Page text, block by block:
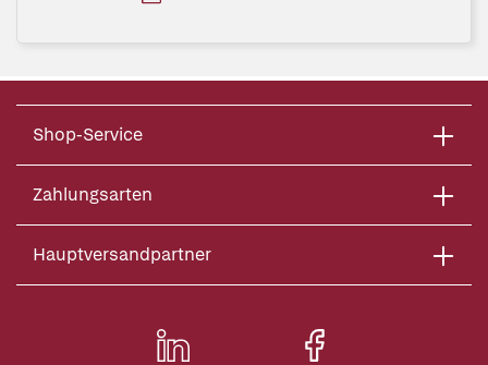
Shop-Service
Zahlungsarten
Hauptversandpartner